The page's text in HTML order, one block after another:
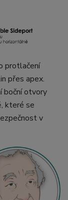
protlačení
přes apex.
boční otvory
které se
v